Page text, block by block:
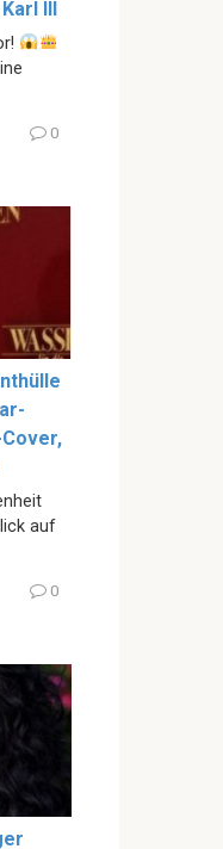
III
0
auf
0